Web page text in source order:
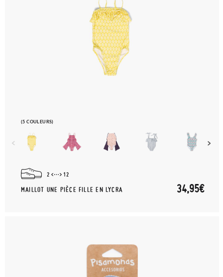
(5 COULEURS)
2 12
MAILLOT UNE PIÈCE FILLE EN LYCRA 34,95€